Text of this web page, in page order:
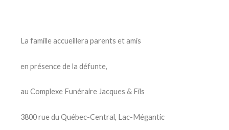
La famille accueillera parents et amis
en présence de la défunte,
au Complexe Funéraire Jacques & Fils
3800 rue du Québec-Central, Lac-Mégantic